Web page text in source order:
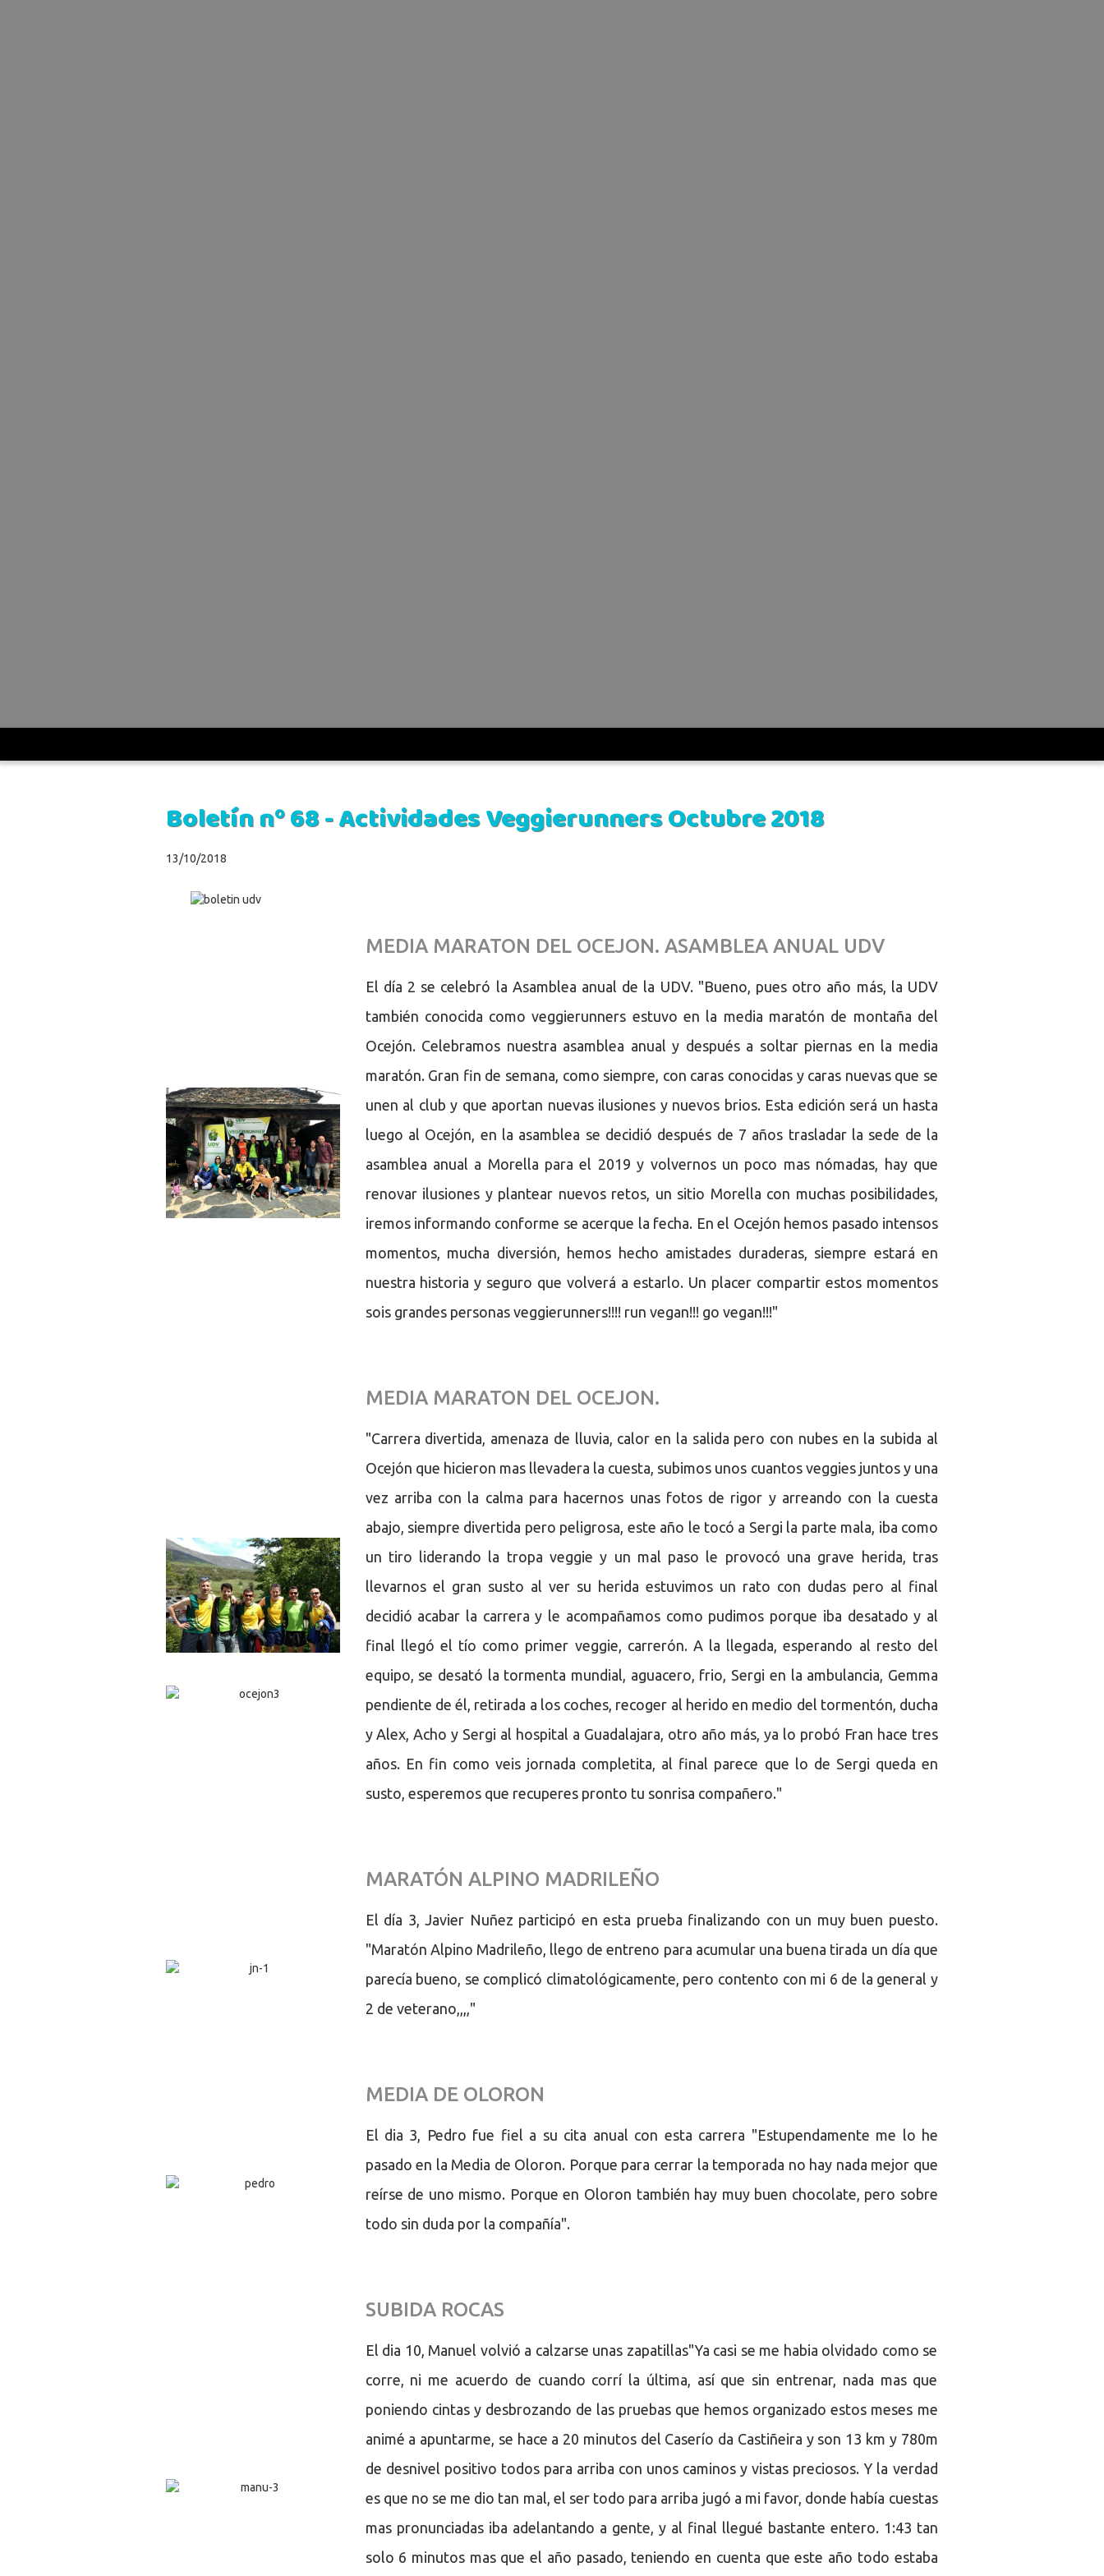
Boletín nº 68 - Actividades Veggierunners Octubre 2018
13/10/2018
MEDIA MARATON DEL OCEJON. ASAMBLEA ANUAL UDV
El día 2 se celebró la Asamblea anual de la UDV. "Bueno, pues otro año más, la UDV
también conocida como veggierunners estuvo en la media maratón de montaña del
Ocejón. Celebramos nuestra asamblea anual y después a soltar piernas en la media
maratón. Gran fin de semana, como siempre, con caras conocidas y caras nuevas que se
unen al club y que aportan nuevas ilusiones y nuevos brios. Esta edición será un hasta
luego al Ocejón, en la asamblea se decidió después de 7 años trasladar la sede de la
asamblea anual a Morella para el 2019 y volvernos un poco mas nómadas, hay que
renovar ilusiones y plantear nuevos retos, un sitio Morella con muchas posibilidades,
iremos informando conforme se acerque la fecha. En el Ocejón hemos pasado intensos
momentos, mucha diversión, hemos hecho amistades duraderas, siempre estará en
nuestra historia y seguro que volverá a estarlo. Un placer compartir estos momentos
sois grandes personas veggierunners!!!! run vegan!!! go vegan!!!"
MEDIA MARATON DEL OCEJON.
"Carrera divertida, amenaza de lluvia, calor en la salida pero con nubes en la subida al
Ocejón que hicieron mas llevadera la cuesta, subimos unos cuantos veggies juntos y una
vez arriba con la calma para hacernos unas fotos de rigor y arreando con la cuesta
abajo, siempre divertida pero peligrosa, este año le tocó a Sergi la parte mala, iba como
un tiro liderando la tropa veggie y un mal paso le provocó una grave herida, tras
llevarnos el gran susto al ver su herida estuvimos un rato con dudas pero al final
decidió acabar la carrera y le acompañamos como pudimos porque iba desatado y al
final llegó el tío como primer veggie, carrerón. A la llegada, esperando al resto del
equipo, se desató la tormenta mundial, aguacero, frio, Sergi en la ambulancia, Gemma
pendiente de él, retirada a los coches, recoger al herido en medio del tormentón, ducha
y Alex, Acho y Sergi al hospital a Guadalajara, otro año más, ya lo probó Fran hace tres
años. En fin como veis jornada completita, al final parece que lo de Sergi queda en
susto, esperemos que recuperes pronto tu sonrisa compañero."
MARATÓN ALPINO MADRILEÑO
El día 3, Javier Nuñez participó en esta prueba finalizando con un muy buen puesto.
"Maratón Alpino Madrileño, llego de entreno para acumular una buena tirada un día que
parecía bueno, se complicó climatológicamente, pero contento con mi 6 de la general y
2 de veterano,,,,"
MEDIA DE OLORON
El dia 3, Pedro fue fiel a su cita anual con esta carrera "Estupendamente me lo he
pasado en la Media de Oloron. Porque para cerrar la temporada no hay nada mejor que
reírse de uno mismo. Porque en Oloron también hay muy buen chocolate, pero sobre
todo sin duda por la compañía".
SUBIDA ROCAS
El dia 10, Manuel volvió a calzarse unas zapatillas​ "Ya casi se me habia olvidado como se
corre, ni me acuerdo de cuando corrí la última, así que sin entrenar, nada mas que
poniendo cintas y desbrozando de las pruebas que hemos organizado estos meses me
animé a apuntarme, se hace a 20 minutos del Caserío da Castiñeira y son 13 km y 780m
de desnivel positivo todos para arriba con unos caminos y vistas preciosos. Y la verdad
es que no se me dio tan mal, el ser todo para arriba jugó a mi favor, donde había cuestas
mas pronunciadas iba adelantando a gente, y al final llegué bastante entero. 1:43 tan
solo 6 minutos mas que el año pasado, teniendo en cuenta que este año todo estaba